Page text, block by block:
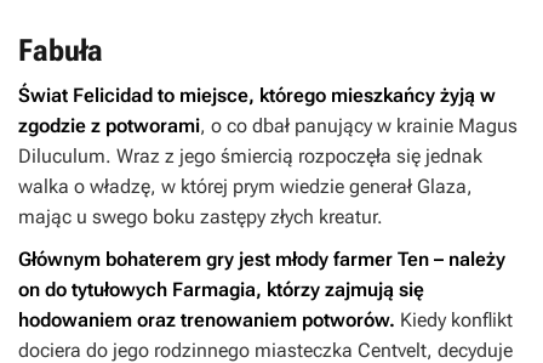
Fabuła
Świat Felicidad to miejsce, którego mieszkańcy żyją w
zgodzie z potworami, o co dbał panujący w krainie Magus
Diluculum. Wraz z jego śmiercią rozpoczęła się jednak
walka o władzę, w której prym wiedzie generał Glaza,
mając u swego boku zastępy złych kreatur.
Głównym bohaterem gry jest młody farmer Ten – należy
on do tytułowych Farmagia, którzy zajmują się
hodowaniem oraz trenowaniem potworów. Kiedy konflikt
dociera do jego rodzinnego miasteczka Centvelt, decyduje